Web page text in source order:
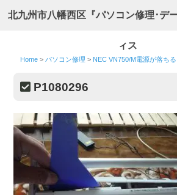
北九州市八幡西区『パソコン修理･デ
ィス
Home > パソコン修理 > NEC VN750/M電源が落ちる
P1080296